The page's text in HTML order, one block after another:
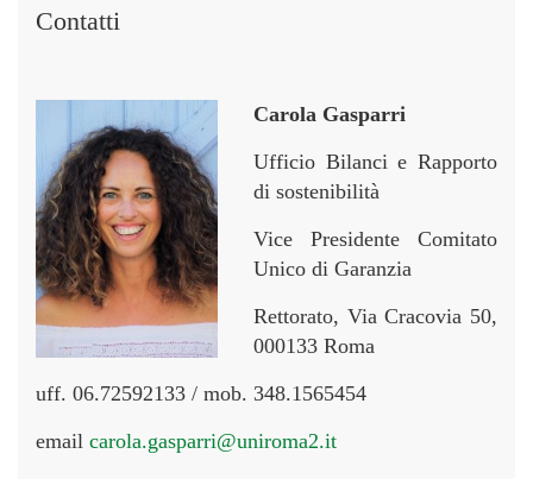
Contatti
Carola Gasparri
Ufficio Bilanci e Rapporto
di sostenibilità
Vice Presidente Comitato
Unico di Garanzia
Rettorato, Via Cracovia 50,
000133 Roma
uff. 06.72592133 / mob. 348.1565454
email carola.gasparri@uniroma2.it